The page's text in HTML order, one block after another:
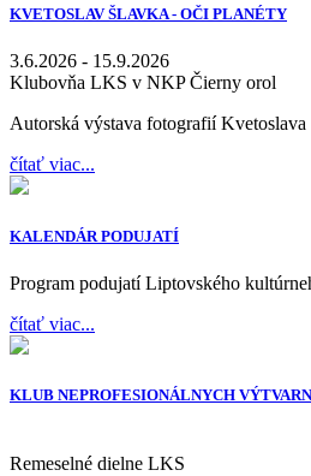
KVETOSLAV ŠLAVKA - OČI PLANÉTY
3.6.2026 - 15.9.2026
Klubovňa LKS v NKP Čierny orol
Autorská výstava fotografií Kvetoslava
čítať viac...
KALENDÁR PODUJATÍ
Program podujatí Liptovského
čítať viac...
KLUB NEPROFESIONÁLNYCH
Remeselné dielne LKS